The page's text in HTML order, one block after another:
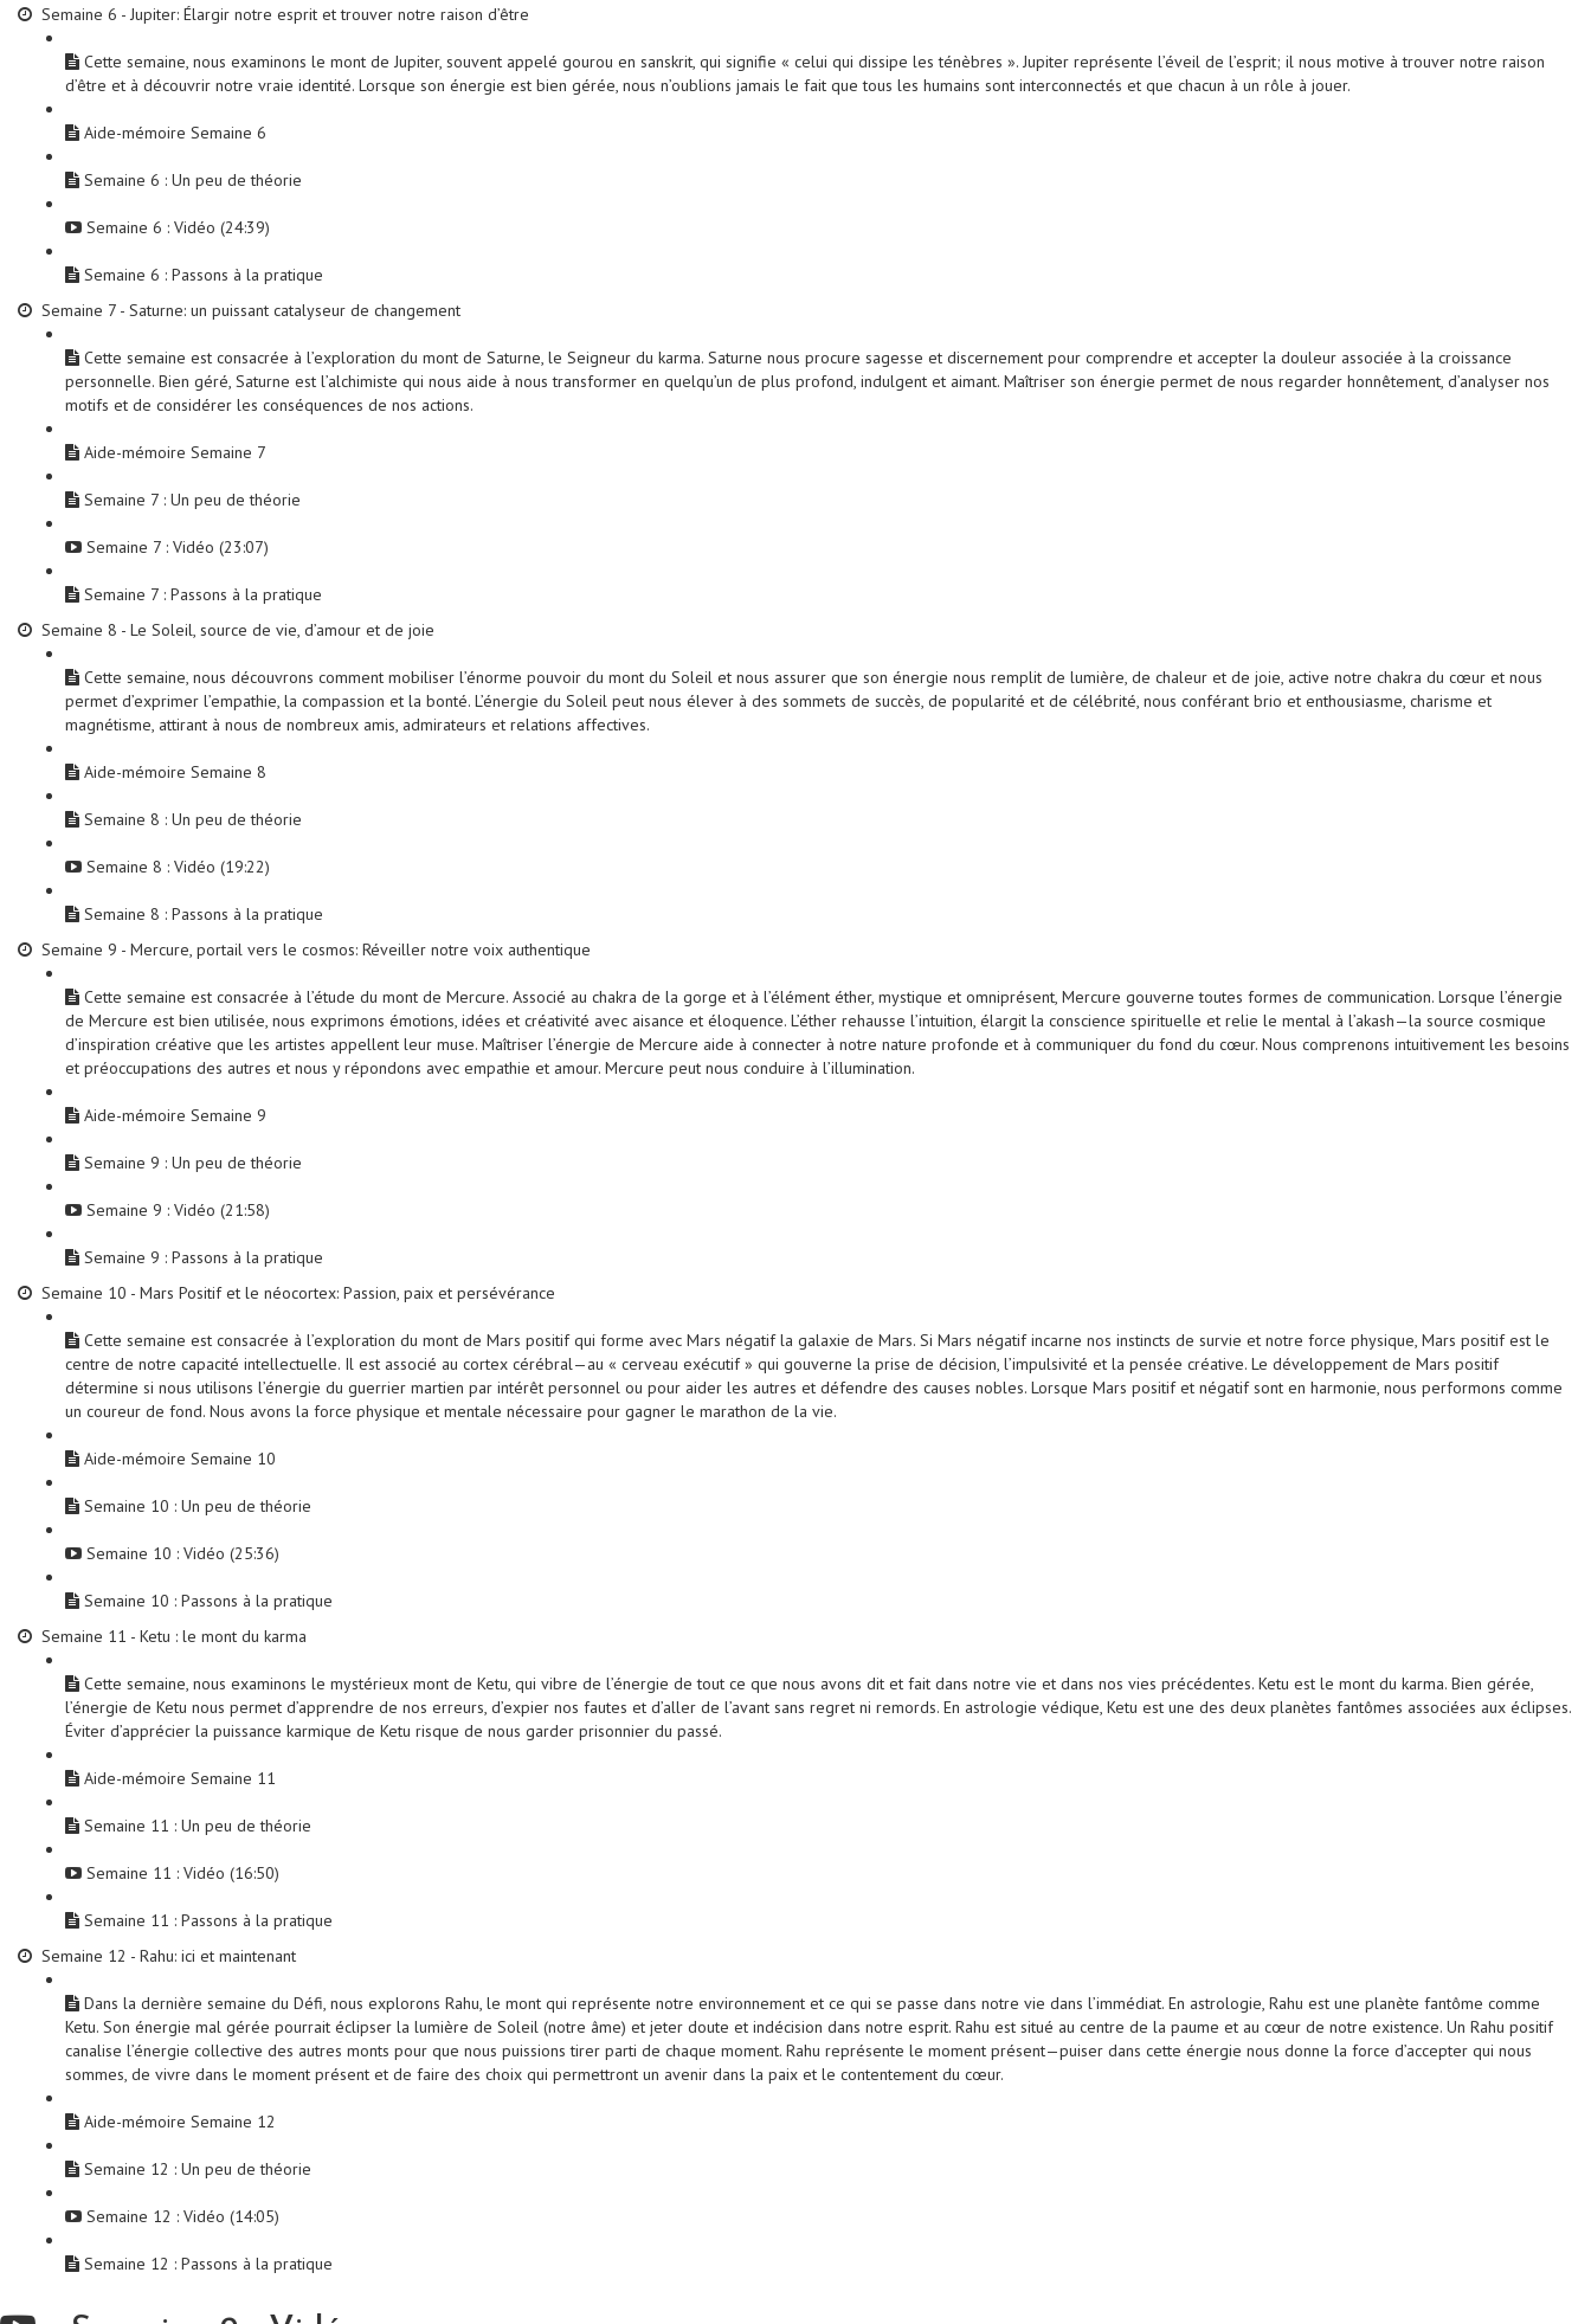
Semaine 6 - Jupiter: Élargir notre esprit et trouver notre raison d’être
Cette semaine, nous examinons le mont de Jupiter, souvent appelé gourou en sanskrit, qui signifie « celui qui dissipe les ténèbres ». Jupiter représente l’éveil de l’esprit; il nous motive à trouver notre raison
d’être et à découvrir notre vraie identité. Lorsque son énergie est bien gérée, nous n’oublions jamais le fait que tous les humains sont interconnectés et que chacun à un rôle à jouer.
Aide-mémoire Semaine 6
Semaine 6 : Un peu de théorie
Semaine 6 : Vidéo (24:39)
Semaine 6 : Passons à la pratique
Semaine 7 - Saturne: un puissant catalyseur de changement
Cette semaine est consacrée à l’exploration du mont de Saturne, le Seigneur du karma. Saturne nous procure sagesse et discernement pour comprendre et accepter la douleur associée à la croissance
personnelle. Bien géré, Saturne est l’alchimiste qui nous aide à nous transformer en quelqu’un de plus profond, indulgent et aimant. Maîtriser son énergie permet de nous regarder honnêtement, d’analyser nos
motifs et de considérer les conséquences de nos actions.
Aide-mémoire Semaine 7
Semaine 7 : Un peu de théorie
Semaine 7 : Vidéo (23:07)
Semaine 7 : Passons à la pratique
Semaine 8 - Le Soleil, source de vie, d’amour et de joie
Cette semaine, nous découvrons comment mobiliser l’énorme pouvoir du mont du Soleil et nous assurer que son énergie nous remplit de lumière, de chaleur et de joie, active notre chakra du cœur et nous
permet d’exprimer l’empathie, la compassion et la bonté. L’énergie du Soleil peut nous élever à des sommets de succès, de popularité et de célébrité, nous conférant brio et enthousiasme, charisme et
magnétisme, attirant à nous de nombreux amis, admirateurs et relations affectives.
Aide-mémoire Semaine 8
Semaine 8 : Un peu de théorie
Semaine 8 : Vidéo (19:22)
Semaine 8 : Passons à la pratique
Semaine 9 - Mercure, portail vers le cosmos: Réveiller notre voix authentique
Cette semaine est consacrée à l’étude du mont de Mercure. Associé au chakra de la gorge et à l’élément éther, mystique et omniprésent, Mercure gouverne toutes formes de communication. Lorsque l’énergie
de Mercure est bien utilisée, nous exprimons émotions, idées et créativité avec aisance et éloquence. L’éther rehausse l’intuition, élargit la conscience spirituelle et relie le mental à l’akash—la source cosmique
d’inspiration créative que les artistes appellent leur muse. Maîtriser l’énergie de Mercure aide à connecter à notre nature profonde et à communiquer du fond du cœur. Nous comprenons intuitivement les besoins
et préoccupations des autres et nous y répondons avec empathie et amour. Mercure peut nous conduire à l’illumination.
Aide-mémoire Semaine 9
Semaine 9 : Un peu de théorie
Semaine 9 : Vidéo (21:58)
Semaine 9 : Passons à la pratique
Semaine 10 - Mars Positif et le néocortex: Passion, paix et persévérance
Cette semaine est consacrée à l’exploration du mont de Mars positif qui forme avec Mars négatif la galaxie de Mars. Si Mars négatif incarne nos instincts de survie et notre force physique, Mars positif est le
centre de notre capacité intellectuelle. Il est associé au cortex cérébral—au « cerveau exécutif » qui gouverne la prise de décision, l’impulsivité et la pensée créative. Le développement de Mars positif
détermine si nous utilisons l’énergie du guerrier martien par intérêt personnel ou pour aider les autres et défendre des causes nobles. Lorsque Mars positif et négatif sont en harmonie, nous performons comme
un coureur de fond. Nous avons la force physique et mentale nécessaire pour gagner le marathon de la vie.
Aide-mémoire Semaine 10
Semaine 10 : Un peu de théorie
Semaine 10 : Vidéo (25:36)
Semaine 10 : Passons à la pratique
Semaine 11 - Ketu : le mont du karma
Cette semaine, nous examinons le mystérieux mont de Ketu, qui vibre de l’énergie de tout ce que nous avons dit et fait dans notre vie et dans nos vies précédentes. Ketu est le mont du karma. Bien gérée,
l’énergie de Ketu nous permet d’apprendre de nos erreurs, d’expier nos fautes et d’aller de l’avant sans regret ni remords. En astrologie védique, Ketu est une des deux planètes fantômes associées aux éclipses.
Éviter d’apprécier la puissance karmique de Ketu risque de nous garder prisonnier du passé.
Aide-mémoire Semaine 11
Semaine 11 : Un peu de théorie
Semaine 11 : Vidéo (16:50)
Semaine 11 : Passons à la pratique
Semaine 12 - Rahu: ici et maintenant
Dans la dernière semaine du Défi, nous explorons Rahu, le mont qui représente notre environnement et ce qui se passe dans notre vie dans l’immédiat. En astrologie, Rahu est une planète fantôme comme
Ketu. Son énergie mal gérée pourrait éclipser la lumière de Soleil (notre âme) et jeter doute et indécision dans notre esprit. Rahu est situé au centre de la paume et au cœur de notre existence. Un Rahu positif
canalise l’énergie collective des autres monts pour que nous puissions tirer parti de chaque moment. Rahu représente le moment présent—puiser dans cette énergie nous donne la force d’accepter qui nous
sommes, de vivre dans le moment présent et de faire des choix qui permettront un avenir dans la paix et le contentement du cœur.
Aide-mémoire Semaine 12
Semaine 12 : Un peu de théorie
Semaine 12 : Vidéo (14:05)
Semaine 12 : Passons à la pratique